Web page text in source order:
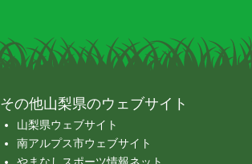
その他山梨県のウェブサイト
山梨県ウェブサイト
南アルプス市ウェブサイト